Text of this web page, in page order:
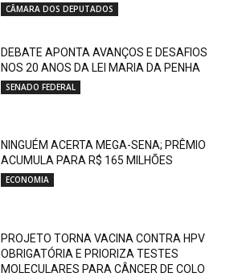
CÂMARA DOS DEPUTADOS
DEBATE APONTA AVANÇOS E DESAFIOS
NOS 20 ANOS DA LEI MARIA DA PENHA
SENADO FEDERAL
NINGUÉM ACERTA MEGA-SENA; PRÊMIO
ACUMULA PARA R$ 165 MILHÕES
ECONOMIA
PROJETO TORNA VACINA CONTRA HPV
OBRIGATÓRIA E PRIORIZA TESTES
MOLECULARES PARA CÂNCER DE COLO